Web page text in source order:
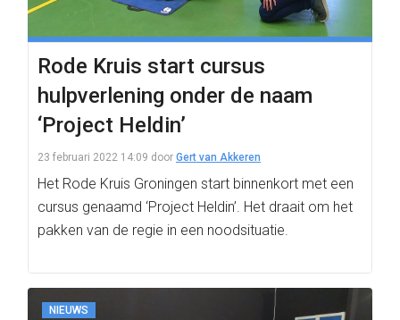
Rode Kruis start cursus
hulpverlening onder de naam
‘Project Heldin’
23 februari 2022 14:09 door Gert van Akkeren
Het Rode Kruis Groningen start binnenkort met een
cursus genaamd ‘Project Heldin’. Het draait om het
pakken van de regie in een noodsituatie.
NIEUWS